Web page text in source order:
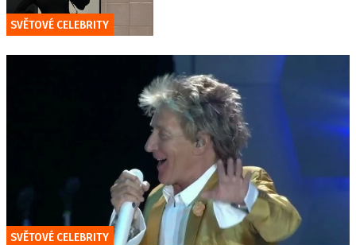
SVĚTOVÉ CELEBRITY
SVĚTOVÉ CELEBRITY